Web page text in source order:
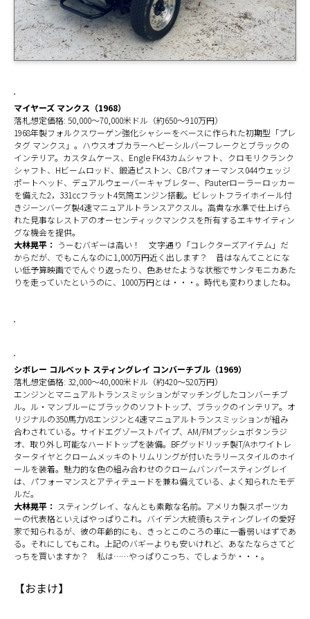
マイヤーズ マンクス（1968）
落札想定価格: 50,000～70,000米ドル（約650～910万円）
1968年製フォルクスワーゲン強化シャシーをベースに作られた初期型「プレ
タグ マンクス」。ハウスオブカラーヘビーシルバーフレークとブラックの
インテリア。カスタムケース、Engle FK43カムシャフト、クロモリクランク
シャフト、Hビームロッド、鍛造ピストン、CBパフォーマンス044ウェッジ
ポートヘッド、デュアルウェーバーキャブレター、Pauterローラーロッカー
を備えた2，331ccフラット4気筒エンジン搭載。ビレットフライホイール付
きジーンバーグ製4速マニュアルトランスアクスル。高貴な水準で仕上げら
れた見事なレストアのオーセンティックマンクスを所有するエキサイティン
グな機会を提供。
大林晃平： うーむバギーは高い！ 文字通り「コレクターズアイテム」だ
からだが、でもこんなのに1,000万円近く出します？ 昔はなんてことにな
い低予算映画ででんぐり返ったり、色あせたような状態でサンタモニカあた
りを走っていたというのに、1000万円とは・・・。時代も変わりましたね。
シボレー コルベット スティングレイ コンバーチブル（1969）
落札想定価格: 32,000～40,000米ドル（約420～520万円）
エンジンとマニュアルトランスミッションがマッチングしたコンバーチブ
ル。ル・マンブルーにブラックのソフトトップ、ブラックのインテリア。オ
リジナルの350馬力V8エンジンと4速マニュアルトランスミッションが組み
合わされている。サイドエグゾーストパイプ、AM/FMプッシュボタンラジ
オ、取り外し可能なハードトップを装備。BFグッドリッチ製T/Aホワイトレ
タータイヤとクロームメッキのトリムリングが付いたラリースタイルのホイ
ールを装着。魅力的な色の組み合わせのクロームバンパースティングレイ
は、パフォーマンスとアティテュードを兼ね備えている、よく知られたモデ
ルだ。
大林晃平： スティングレイ、なんとも素敵な名前。アメリカ製スポーツカ
ーの代表格といえばやっぱりこれ。バイデン大統領もスティングレイの愛好
家で知られるが、彼の年齢的にも、きっとこのころの車に一番弱いはずであ
る。それにしてもこれ。上記のバギーよりも安いけれど、あなたならさてど
っちを買いますか？ 私は……やっぱりこっち、でしょうか・・・。
【おまけ】